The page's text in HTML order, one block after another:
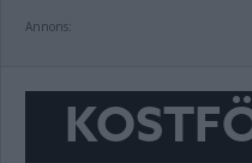
Annons: